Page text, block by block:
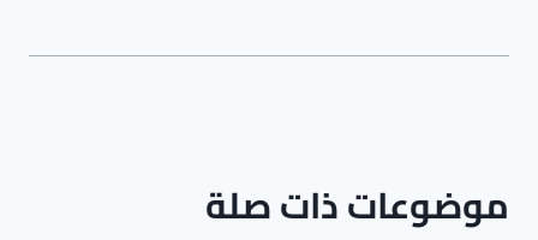
موضوعات ذات صلة